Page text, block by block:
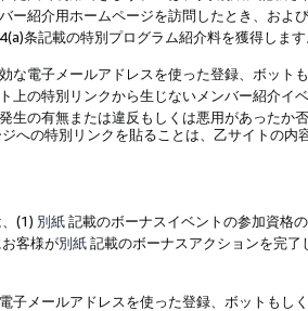
紹介用ホームページを訪問したとき、およ
条記載の特別プログラム紹介料を獲得します
電子メールアドレスを使った登録、ボット
の特別リンクから生じないメンバー紹介イ
の有無または違反もしくは悪用があったか否
への特別リンクを貼ることは、乙サイトの内
(1) 別紙記載のボーナスイベントの参加資格
客様が別紙記載のボーナスアクションを完了
メールアドレスを使った登録、ボットもし